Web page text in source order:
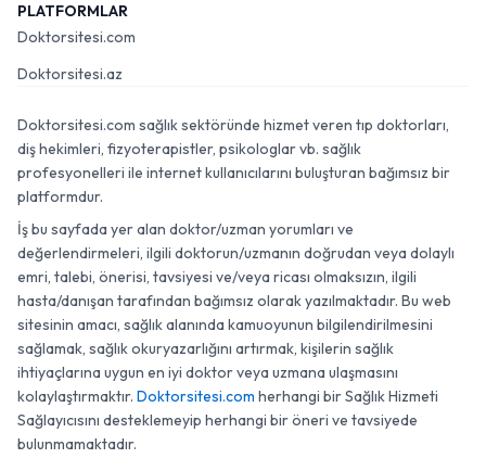
PLATFORMLAR
Doktorsitesi.com
Doktorsitesi.az
Doktorsitesi.com sağlık sektöründe hizmet veren tıp doktorları,
diş hekimleri, fizyoterapistler, psikologlar vb. sağlık
profesyonelleri ile internet kullanıcılarını buluşturan bağımsız bir
platformdur.
İş bu sayfada yer alan doktor/uzman yorumları ve
değerlendirmeleri, ilgili doktorun/uzmanın doğrudan veya dolaylı
emri, talebi, önerisi, tavsiyesi ve/veya ricası olmaksızın, ilgili
hasta/danışan tarafından bağımsız olarak yazılmaktadır. Bu web
sitesinin amacı, sağlık alanında kamuoyunun bilgilendirilmesini
sağlamak, sağlık okuryazarlığını artırmak, kişilerin sağlık
ihtiyaçlarına uygun en iyi doktor veya uzmana ulaşmasını
kolaylaştırmaktır. Doktorsitesi.com herhangi bir Sağlık Hizmeti
Sağlayıcısını desteklemeyip herhangi bir öneri ve tavsiyede
bulunmamaktadır.